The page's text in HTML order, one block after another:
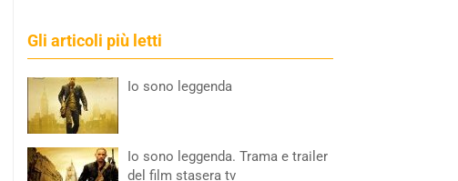
Gli articoli più letti
Io sono leggenda
Io sono leggenda. Trama e trailer
del film stasera tv